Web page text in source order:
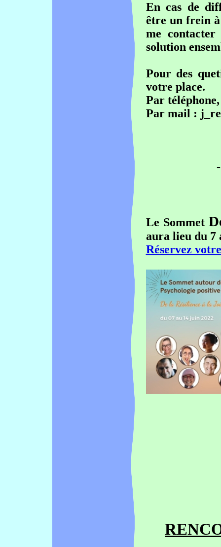
En cas de
être un frein
me
solution
Pour des
votre place.
Par
Par mail :
Le Sommet
aura lieu du 7
Réservez